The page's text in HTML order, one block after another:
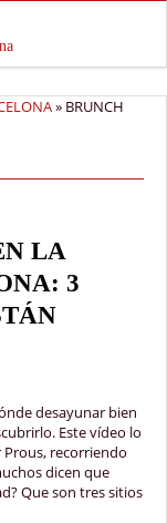
» BRUNCH
LA
3
desayunar bien
Este vídeo lo
recorriendo
dicen que
Que son tres sitios